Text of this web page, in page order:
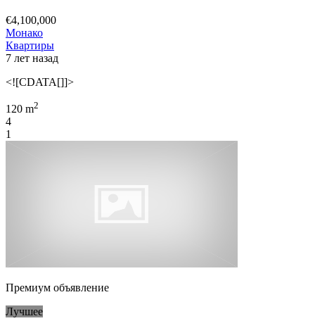
€4,100,000
Монако
Квартиры
7 лет назад
<![CDATA[]]>
120 m2
4
1
Премиум объявление
Лучшее